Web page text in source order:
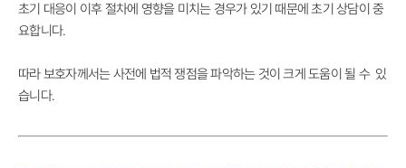
초기 대응이 이후 절차에 영향을 미치는 경우가 있기 때문에 초기 상담이 중
요합니다.
따라 보호자께서는 사전에 법적 쟁점을 파악하는 것이 크게 도움이 될 수 있
습니다.